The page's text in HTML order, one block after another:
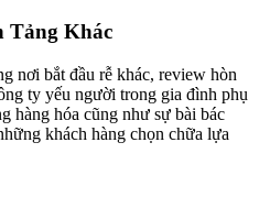
Tảng Khác
nơi bắt đầu rễ khác, review hòn
ty yếu người trong gia đình phụ
hàng hóa cũng như sự bài bác
khách hàng chọn chữa lựa